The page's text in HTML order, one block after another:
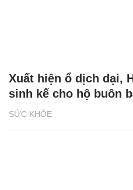
SỨC KHỎE
Xuất hiện ổ dịch dại,
sinh kế cho hộ buôn